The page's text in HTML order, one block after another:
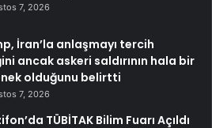
7, 2026
İran’la anlaşmayı tercih
ancak askeri saldırının hala bir
olduğunu belirtti
7, 2026
TÜBİTAK Bilim Fuarı Açıldı